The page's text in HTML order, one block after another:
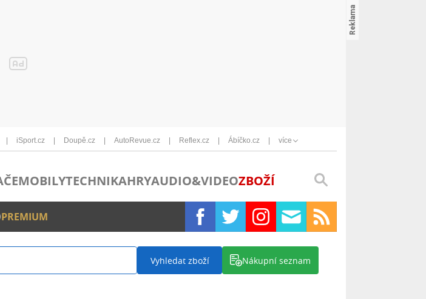
iSport.cz Doupě.cz AutoRevue.cz Reflex.cz Ábíčko.cz více
MOBILYTECHNIKAHRYAUDIO&VIDEOZBOŽÍ
PREMIUM
Vyhledat zboží Nákupní seznam